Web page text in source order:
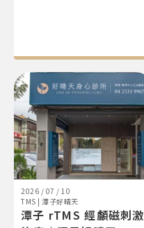
2026 / 07 / 10
TMS | 潭子好晴天
潭子 rTMS 經顱磁刺激